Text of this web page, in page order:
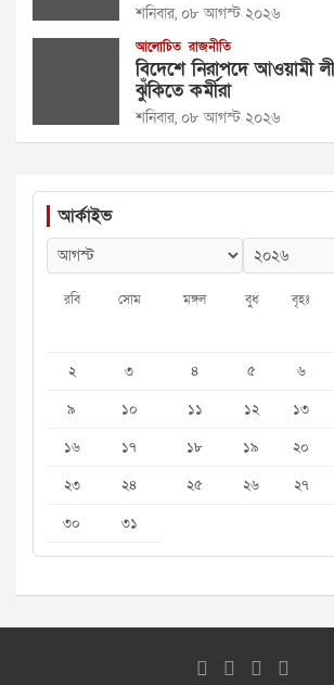
শনিবার, ০৮ আগস্ট ২০২৬
আলোচিত রাজনীতি
বিদেশে নিরাপদে আওয়ামী
ঝুঁকিতে কর্মীরা
শনিবার, ০৮ আগস্ট ২০২৬
আর্কাইভ
রবি সোম মঙ্গল বুধ বৃহঃ
২
৩ ৪ ৫ ৬
৯
১০ ১১ ১২ ১৩
১৬
১৭ ১৮ ১৯ ২০
২৩
২৪ ২৫ ২৬ ২৭
৩০
৩১